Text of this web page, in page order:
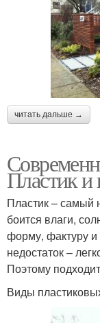
читать дальше →
Пластик и
Пластик – самый
боится влаги,
форму, фактуру и
недостаток –
Поэтому
Виды